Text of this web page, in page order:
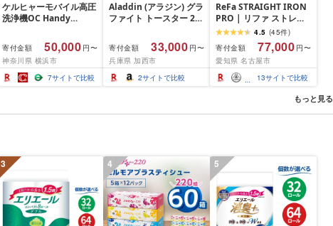
ケルヒャーモバイル高圧
洗浄機OC Handy
神奈川県 横浜市 生活家
電 日用品 人気 おすすめ
送料無料 掃除 便利 コン
パクト 高圧洗浄機 ポー
タブル清掃 泡洗浄 家事
寄付金額 50,000 円〜
神奈川県 横浜市
7サイトで比較
Aladdin (アラジン) グラ
ファイト トースター 2枚
調節機能 タイマー機能
付き [遠赤グラファイト
搭載] ホワイト AET-
GS13C(W)
寄付金額 33,000 円〜
兵庫県 加西市
2サイトで比較
ReFa STRAIGHT IRON
PRO | リファ ストレー
トアイロン プロ 海外対
応 1年保証 ヘアアイロン
コテ 艶 美容師 プレゼン
ト ギフト ヘアケア 傷ま
ない 人気 おすすめ 愛知
県 名古屋市
4.5 (45件)
寄付金額
77,000 円〜
愛知県 名古屋市
13サイトで比較
もっと見る
3 4 5